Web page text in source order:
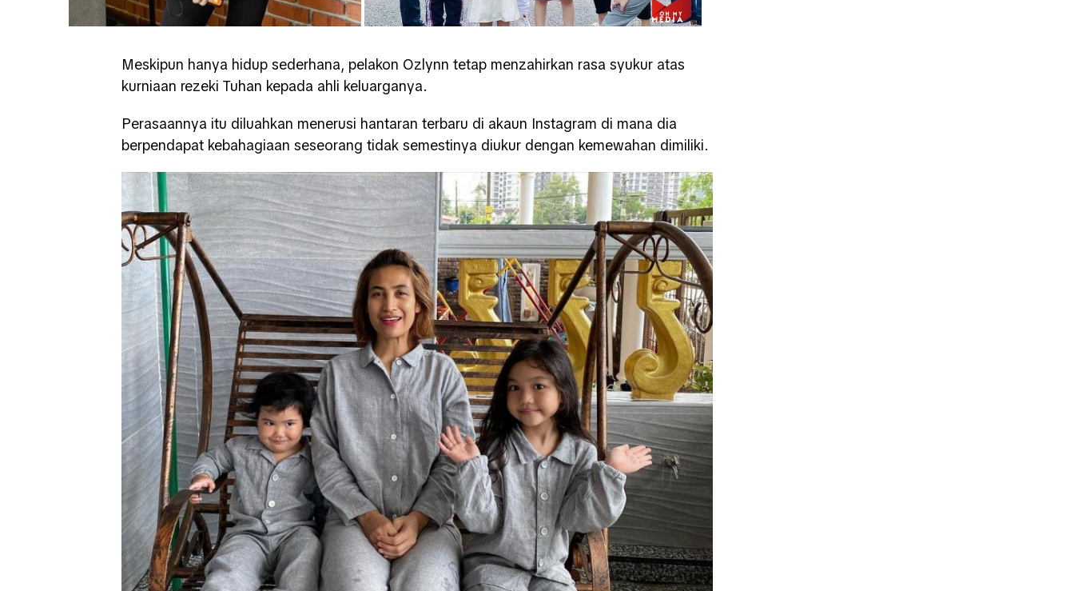
Meskipun hanya hidup sederhana, pelakon Ozlynn tetap menzahirkan rasa syukur atas
kurniaan rezeki Tuhan kepada ahli keluarganya.
Perasaannya itu diluahkan menerusi hantaran terbaru di akaun Instagram di mana dia
berpendapat kebahagiaan seseorang tidak semestinya diukur dengan kemewahan dimiliki.